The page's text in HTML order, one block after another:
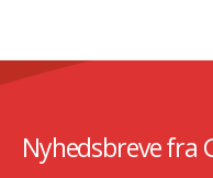
Nyhedsbreve fra